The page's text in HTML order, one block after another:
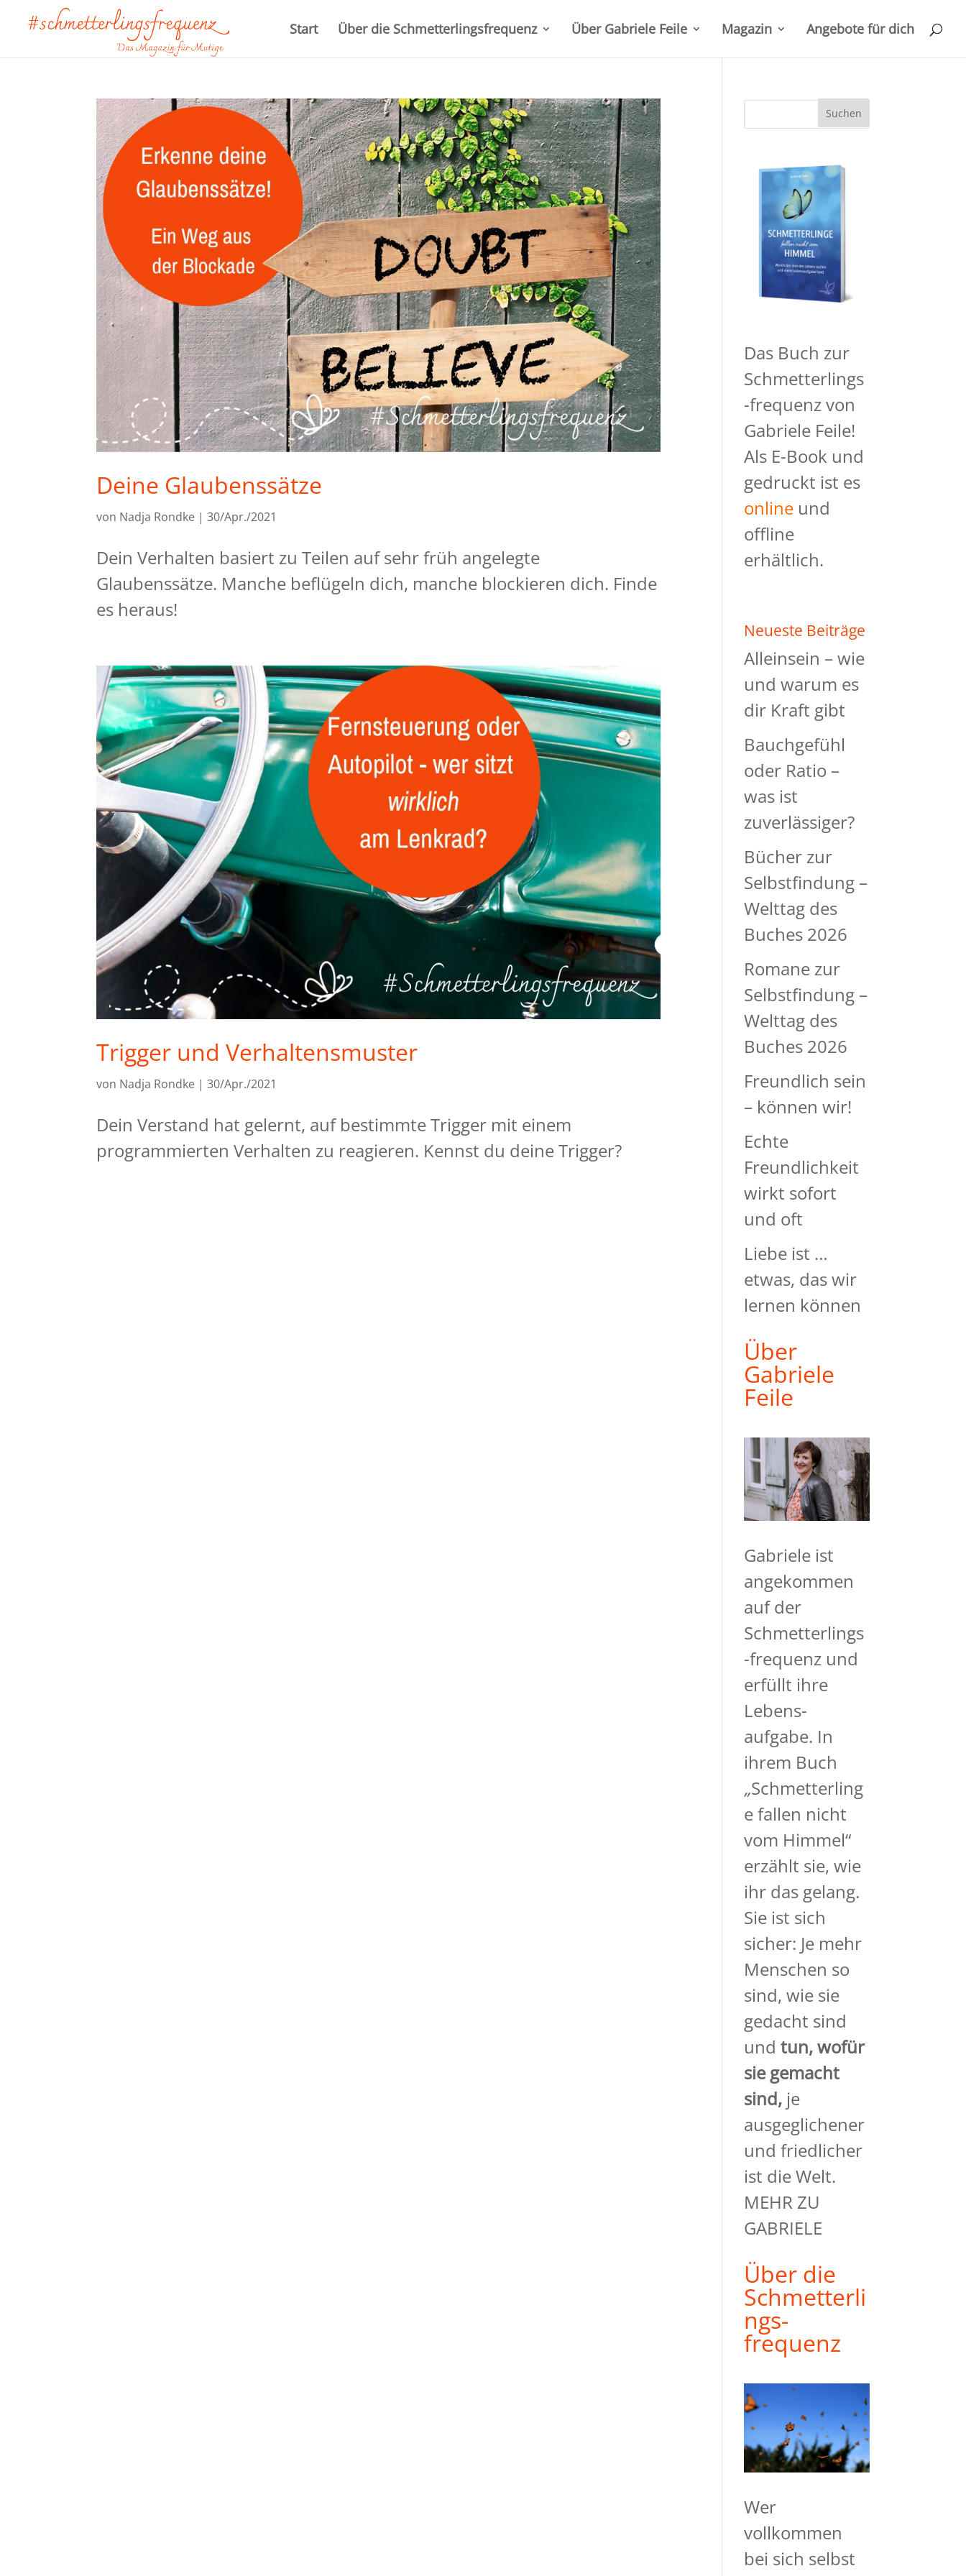
Start Über die Schmetterlingsfrequenz Über Gabriele Feile Magazin Angebote für dich
Deine Glaubenssätze
von Nadja Rondke |30/Apr./2021
Dein Verhalten basiert zu Teilen auf sehr früh angelegte
Glaubenssätze. Manche beflügeln dich, manche blockieren dich. Finde
es heraus!
Trigger und Verhaltensmuster
von Nadja Rondke |30/Apr./2021
Dein Verstand hat gelernt, auf bestimmte Trigger mit einem
programmierten Verhalten zu reagieren. Kennst du deine Trigger?
Das Buch zur
Schmetterlings
-frequenz von
Gabriele Feile!
Als E-Book und
gedruckt ist es
online und
offline
erhältlich.
Neueste Beiträge
Alleinsein – wie
und warum es
dir Kraft gibt
Bauchgefühl
oder Ratio –
was ist
zuverlässiger?
Bücher zur
Selbstfindung –
Welttag des
Buches 2026
Romane zur
Selbstfindung –
Welttag des
Buches 2026
Freundlich sein
– können wir!
Echte
Freundlichkeit
wirkt sofort
und oft
Liebe ist …
etwas, das wir
lernen können
Über
Gabriele
Feile
Gabriele ist
angekommen
auf der
Schmetterlings
-frequenz und
erfüllt ihre
Lebens-
aufgabe. In
ihrem Buch
„Schmetterling
e fallen nicht
vom Himmel“
erzählt sie, wie
ihr das gelang.
Sie ist sich
sicher: Je mehr
Menschen so
sind, wie sie
gedacht sind
undtun, wofür
sie gemacht
sind, je
ausgeglichener
und friedlicher
ist die Welt.
MEHR ZU
GABRIELE
Über die
Schmetterli
ngs-
frequenz
Wer
vollkommen
bei sich selbst